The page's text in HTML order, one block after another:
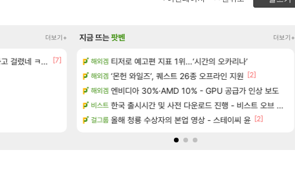
더보기+
네 ㅋㅋㅋㅋ
[7]
로아 ㅇㅂ) 로사단: 아니 퍼클팟 너무 심하네 예의가 없어(?)
로아 우주최초 보스가 낙사하는 게임 [94]
검은사막 (추가) 이건 어떻게 해석해야 되나 [39]
로아 ㅇㅂ) 실시간 갱쥰 전투머리 염색 ㅋㅋㅋㅋㅋㅋㅋㅋㅋㅋㅋㅋㅋ
로아 ㅇㅂ) 쫀지 채팅창 ㅋㅋㅋㅋㅋㅋㅋㅋㅋㅋㅋ [45]
지금 뜨는팟벤 더보기+
사이트 오픈
내 출시 예정
해외겜 티저로 예고편 지표 1위…‘시간의 오카리나’
해외겜 ‘몬헌 와일즈’, 퀘스트 26종 오프라인 지원 [2]
해외겜 엔비디아 30%·AMD 10% - GPU 공급가 인상 보도
비스트 한국 출시시간 및 사전 다운로드 진행 - 비스트 오브 리인카네이션
걸그룹 올해 청룡 수상자의 본업 영상 - 스테이씨 윤 [2]